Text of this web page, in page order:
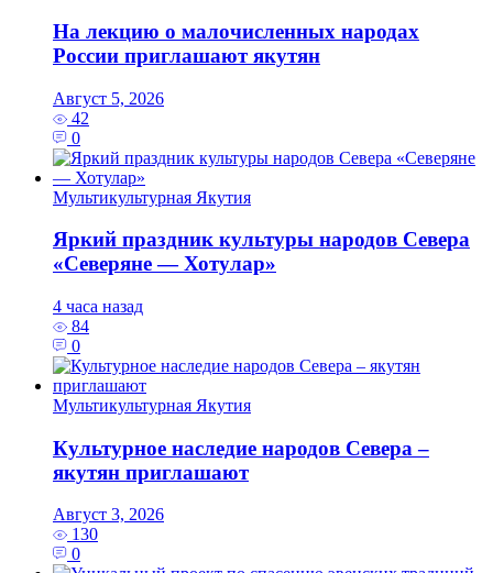
На лекцию о малочисленных народах
России приглашают якутян
Август 5, 2026
42
0
Мультикультурная Якутия
Яркий праздник культуры народов Севера
«Северяне — Хотулар»
4 часа назад
84
0
Мультикультурная Якутия
Культурное наследие народов Севера –
якутян приглашают
Август 3, 2026
130
0